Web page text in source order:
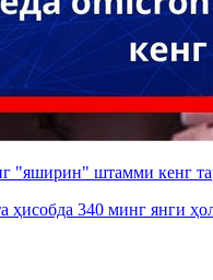
"яширин" штамми кенг
ҳисобда 340 минг янги